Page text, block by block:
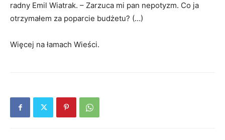
radny Emil Wiatrak. – Zarzuca mi pan nepotyzm. Co ja
otrzymałem za poparcie budżetu? (…)
Więcej na łamach Wieści.